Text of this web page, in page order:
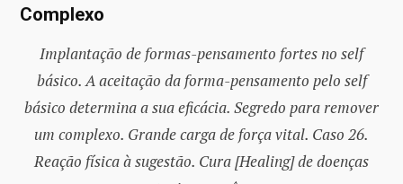
Complexo
Implantação de formas-pensamento fortes no self
básico. A aceitação da forma-pensamento pelo self
básico determina a sua eficácia. Segredo para remover
um complexo. Grande carga de força vital. Caso 26.
Reação física à sugestão. Cura [Healing] de doenças